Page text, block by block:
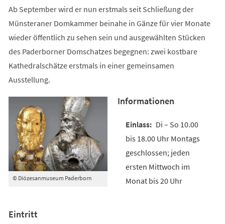
Ab September wird er nun erstmals seit Schließung der
Münsteraner Domkammer beinahe in Gänze für vier Monate
wieder öffentlich zu sehen sein und ausgewählten Stücken
des Paderborner Domschatzes begegnen: zwei kostbare
Kathedralschätze erstmals in einer gemeinsamen
Ausstellung.
© Diözesanmuseum Paderborn
Informationen
Di – So 10.00
bis 18.00 Uhr Montags
geschlossen; jeden
ersten Mittwoch im
Monat bis 20 Uhr
Eintritt